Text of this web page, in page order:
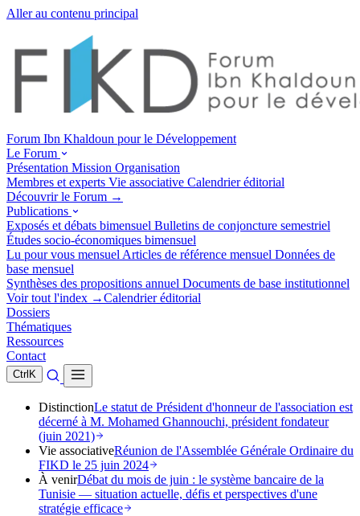
Aller au contenu principal
Forum Ibn Khaldoun pour le Développement
Le Forum
Présentation Mission Organisation
Membres et experts Vie associative Calendrier éditorial
Découvrir le Forum →
Publications
Exposés et débats bimensuel Bulletins de conjoncture semestriel
Études socio-économiques bimensuel
Lu pour vous mensuel Articles de référence mensuel Données de
base mensuel
Synthèses des propositions annuel Documents de base institutionnel
Voir tout l'index →Calendrier éditorial
Dossiers
Thématiques
Ressources
Contact
Ctrl K
DistinctionLe statut de Président d'honneur de l'association est
décerné à M. Mohamed Ghannouchi, président fondateur
(juin 2021)
Vie associativeRéunion de l'Assemblée Générale Ordinaire du
FIKD le 25 juin 2024
À venirDébat du mois de juin : le système bancaire de la
Tunisie — situation actuelle, défis et perspectives d'une
stratégie efficace